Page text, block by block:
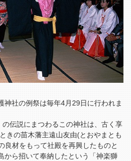
社の例祭は毎年4月29日に行われま
伝説にまつわるこの神社は、古く享
きの苗木藩主遠山友由(とおやまとも
良材をもって社殿を再興したものと
から招いて奉納したという「神楽獅